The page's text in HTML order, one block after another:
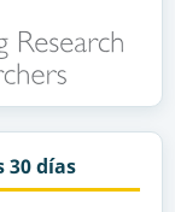
30 días